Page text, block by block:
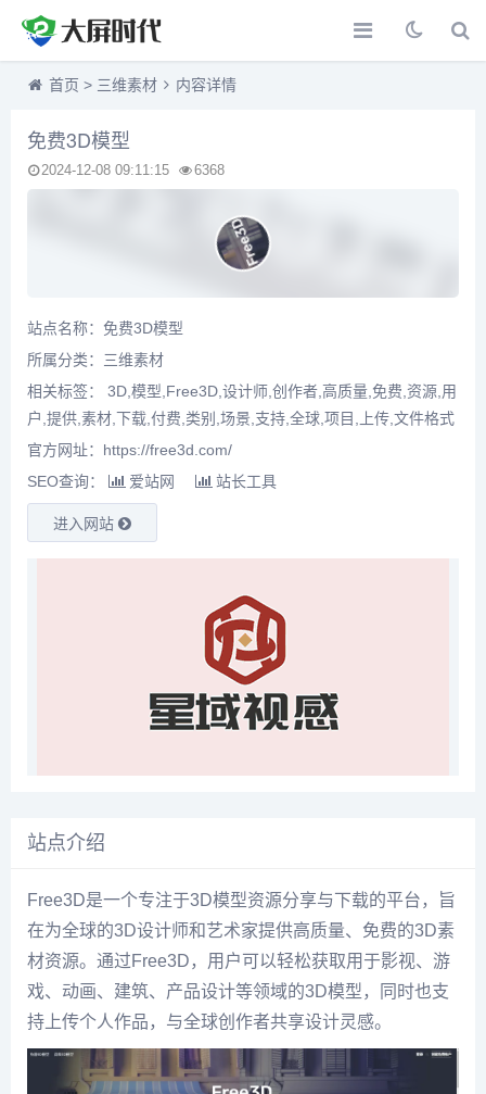
首页 > 三维素材 内容详情
免费3D模型
2024-12-08 09:11:15 6368
站点名称：免费3D模型
所属分类： 三维素材
相关标签： 3D,模型,Free3D,设计师,创作者,高质量,免费,资源,用
户,提供,素材,下载,付费,类别,场景,支持,全球,项目,上传,文件格式
官方网址：https://free3d.com/
SEO查询：
爱站网 站长工具
进入网站
站点介绍
Free3D是一个专注于3D模型资源分享与下载的平台，旨
在为全球的3D设计师和艺术家提供高质量、免费的3D素
材资源。通过Free3D，用户可以轻松获取用于影视、游
戏、动画、建筑、产品设计等领域的3D模型，同时也支
持上传个人作品，与全球创作者共享设计灵感。